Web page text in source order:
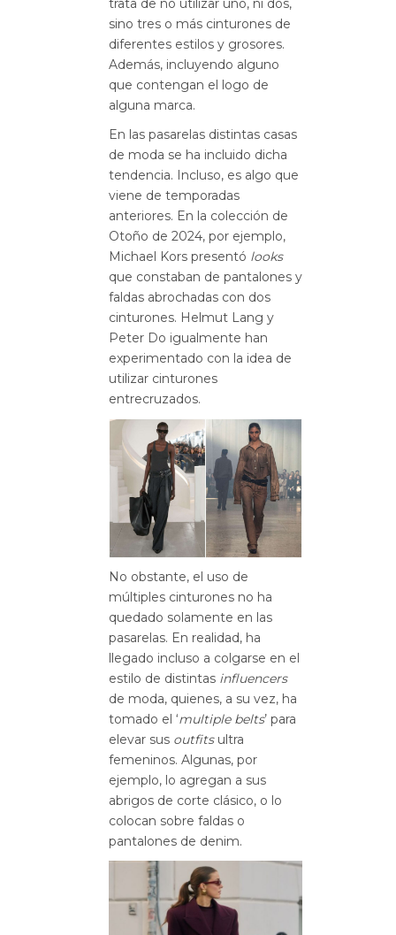
trata de no utilizar uno, ni dos,
sino tres o más cinturones de
diferentes estilos y grosores.
Además, incluyendo alguno
que contengan el logo de
alguna marca.
En las pasarelas distintas casas
de moda se ha incluido dicha
tendencia. Incluso, es algo que
viene de temporadas
anteriores. En la colección de
Otoño de 2024, por ejemplo,
Michael Kors presentó looks
que constaban de pantalones y
faldas abrochadas con dos
cinturones. Helmut Lang y
Peter Do igualmente han
experimentado con la idea de
utilizar cinturones
entrecruzados.
No obstante, el uso de
múltiples cinturones no ha
quedado solamente en las
pasarelas. En realidad, ha
llegado incluso a colgarse en el
estilo de distintas influencers
de moda, quienes, a su vez, ha
tomado el ‘multiple belts’ para
elevar sus outfits ultra
femeninos. Algunas, por
ejemplo, lo agregan a sus
abrigos de corte clásico, o lo
colocan sobre faldas o
pantalones de denim.